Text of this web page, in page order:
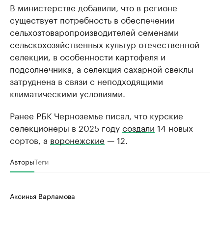
В министерстве добавили, что в регионе
существует потребность в обеспечении
сельхозтоваропроизводителей семенами
сельскохозяйственных культур отечественной
селекции, в особенности картофеля и
подсолнечника, а селекция сахарной свеклы
затруднена в связи с неподходящими
климатическими условиями.
Ранее РБК Черноземье писал, что курские
селекционеры в 2025 годусоздали 14 новых
сортов, а воронежские — 12.
АвторыТеги
Аксинья Варламова